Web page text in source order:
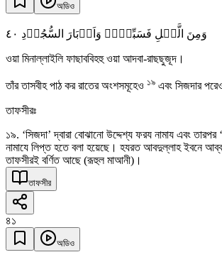
অডিও
وَمِنَ الَّیۡلِ فَسَبِّحۡہُ وَاَدۡبَارَ السُّجُوۡدِ ٤۰
ওয়া মিনাল্লাইলি ফাছাববিহহু ওয়া আদবা-রাছছুজূদ।
তাঁর তাসবীহ পাঠ কর রাতের অংশসমূহেও ১৯ এবং সিজদার
তাফসীরঃ
১৯. ‘সিজদা’ দ্বারা বোঝানো উদ্দেশ্য ফরয নামায এবং তারপর
নামাযে লিপ্ত হতে বলা হয়েছে। হযরত আবদুল্লাহ ইবনে
তাফসীরই বর্ণিত আছে (রূহুল মাআনী)।
তাফসীর
৪১
অডিও